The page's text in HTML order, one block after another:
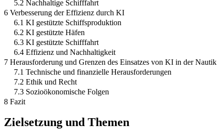
5.2 Nachhaltige Schifffahrt
6 Verbesserung der Effizienz durch KI
6.1 KI gestützte Schiffsproduktion
6.2 KI gestützte Häfen
6.3 KI gestützte Schifffahrt
6.4 Effizienz und Nachhaltigkeit
7 Herausforderung und Grenzen des Einsatzes von KI in der Nautik
7.1 Technische und finanzielle Herausforderungen
7.2 Ethik und Recht
7.3 Sozioökonomische Folgen
8 Fazit
Zielsetzung und Themen